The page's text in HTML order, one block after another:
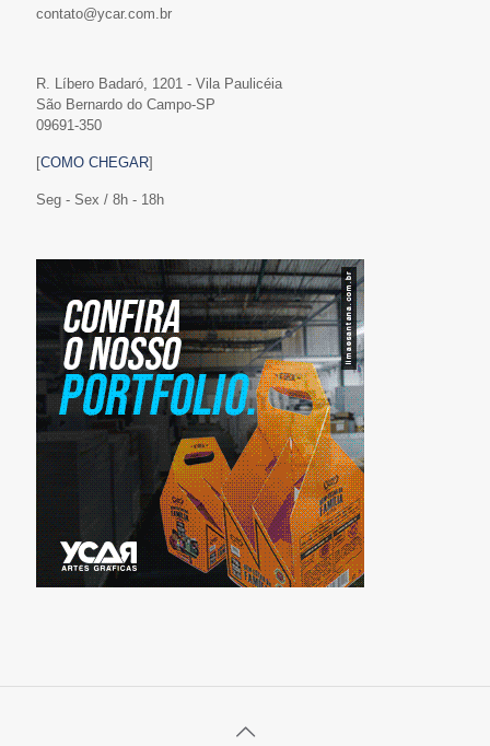
contato@ycar.com.br
R. Líbero Badaró, 1201 - Vila Paulicéia
São Bernardo do Campo-SP
09691-350
[COMO CHEGAR]
Seg - Sex / 8h - 18h